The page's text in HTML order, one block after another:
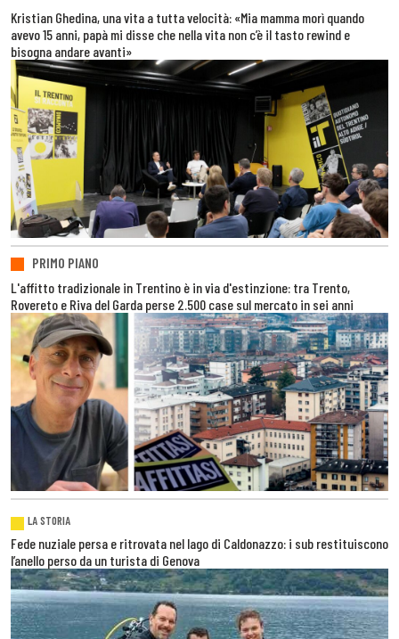
Kristian Ghedina, una vita a tutta velocità: «Mia mamma morì quando
avevo 15 anni, papà mi disse che nella vita non c’è il tasto rewind e
bisogna andare avanti»
PRIMO PIANO
L'affitto tradizionale in Trentino è in via d'estinzione: tra Trento,
Rovereto e Riva del Garda perse 2.500 case sul mercato in sei anni
LA STORIA
Fede nuziale persa e ritrovata nel lago di Caldonazzo: i sub restituiscono
l’anello perso da un turista di Genova